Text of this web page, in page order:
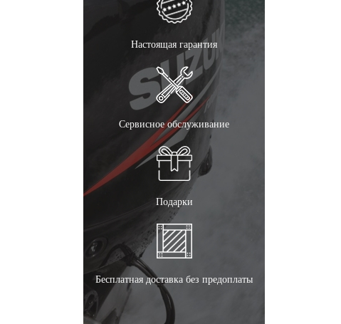
Настоящая гарантия
Сервисное обслуживание
Подарки
Бесплатная доставка без предоплаты